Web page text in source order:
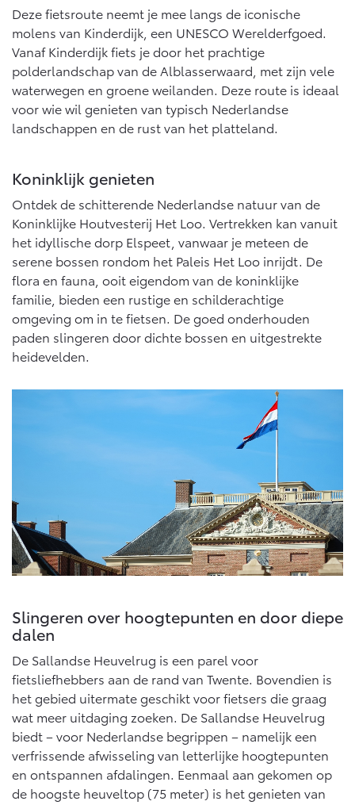
Vanaf € 76.695,- Vanaf € 27.945,-
ELEKTRISCH
Vanaf € 37.500,- Vanaf € 55.950,-
Proace Max (excl. BTW)
OOK ALS BATTERIJ-
ELEKTRISCH
Hilux (excl. BTW)
OOK ALS BATTERIJ-
Land Cruiser (excl. BTW)
Vanaf € 89.986,-
Deze fietsroute neemt je mee langs de iconische
molens van Kinderdijk, een UNESCO Werelderfgoed.
Vanaf Kinderdijk fiets je door het prachtige
polderlandschap van de Alblasserwaard, met zijn vele
waterwegen en groene weilanden. Deze route is ideaal
voor wie wil genieten van typisch Nederlandse
landschappen en de rust van het platteland.
Koninklijk genieten
Ontdek de schitterende Nederlandse natuur van de
Koninklijke Houtvesterij Het Loo. Vertrekken kan vanuit
het idyllische dorp Elspeet, vanwaar je meteen de
serene bossen rondom het Paleis Het Loo inrijdt. De
flora en fauna, ooit eigendom van de koninklijke
familie, bieden een rustige en schilderachtige
omgeving om in te fietsen. De goed onderhouden
paden slingeren door dichte bossen en uitgestrekte
heidevelden.
Slingeren over hoogtepunten en door diepe
dalen
De Sallandse Heuvelrug is een parel voor
fietsliefhebbers aan de rand van Twente. Bovendien is
het gebied uitermate geschikt voor fietsers die graag
wat meer uitdaging zoeken. De Sallandse Heuvelrug
biedt – voor Nederlandse begrippen – namelijk een
verfrissende afwisseling van letterlijke hoogtepunten
en ontspannen afdalingen. Eenmaal aan gekomen op
de hoogste heuveltop (75 meter) is het genieten van